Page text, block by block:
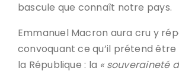
bascule que connaît notre pays.
Emmanuel Macron aura cru y
convoquant ce qu’il prétend
la République : la « souveraineté